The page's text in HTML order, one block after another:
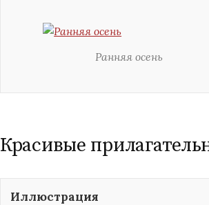
Ранняя осень
Красивые
Иллюстрация